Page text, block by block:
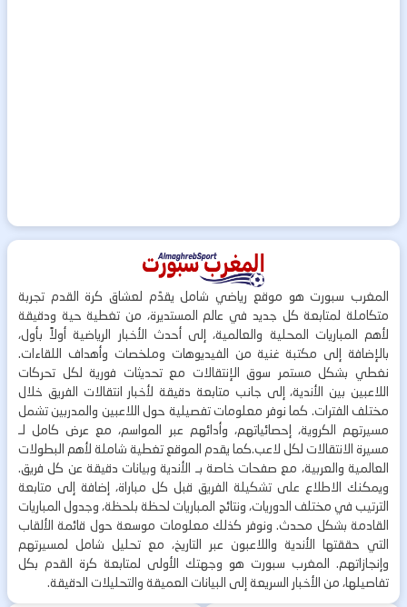
المغرب سبورت هو موقع رياضي شامل يقدّم لعشاق كرة القدم تجربة
متكاملة لمتابعة كل جديد في عالم المستديرة، من تغطية حية ودقيقة
لأهم المباريات المحلية والعالمية، إلى أحدث الأخبار الرياضية أولاً بأول،
بالإضافة إلى مكتبة غنية من الفيديوهات وملخصات وأهداف اللقاءات.
نغطي بشكل مستمر سوق الإنتقالات مع تحديثات فورية لكل تحركات
اللاعبين بين الأندية، إلى جانب متابعة دقيقة لأخبار انتقالات الفريق خلال
مختلف الفترات. كما نوفر معلومات تفصيلية حول اللاعبين والمدربين تشمل
مسيرتهم الكروية، إحصائياتهم، وأدائهم عبر المواسم، مع عرض كامل لـ
مسيرة الانتقالات لكل لاعب.كما يقدم الموقع تغطية شاملة لأهم البطولات
العالمية والعربية، مع صفحات خاصة بـ الأندية وبيانات دقيقة عن كل فريق.
ويمكنك الاطلاع على تشكيلة الفريق قبل كل مباراة، إضافة إلى متابعة
الترتيب في مختلف الدوريات، ونتائج المباريات لحظة بلحظة، وجدول المباريات
القادمة بشكل محدث. ونوفر كذلك معلومات موسعة حول قائمة الألقاب
التي حققتها الأندية واللاعبون عبر التاريخ، مع تحليل شامل لمسيرتهم
وإنجازاتهم. المغرب سبورت هو وجهتك الأولى لمتابعة كرة القدم بكل
تفاصيلها، من الأخبار السريعة إلى البيانات العميقة والتحليلات الدقيقة.